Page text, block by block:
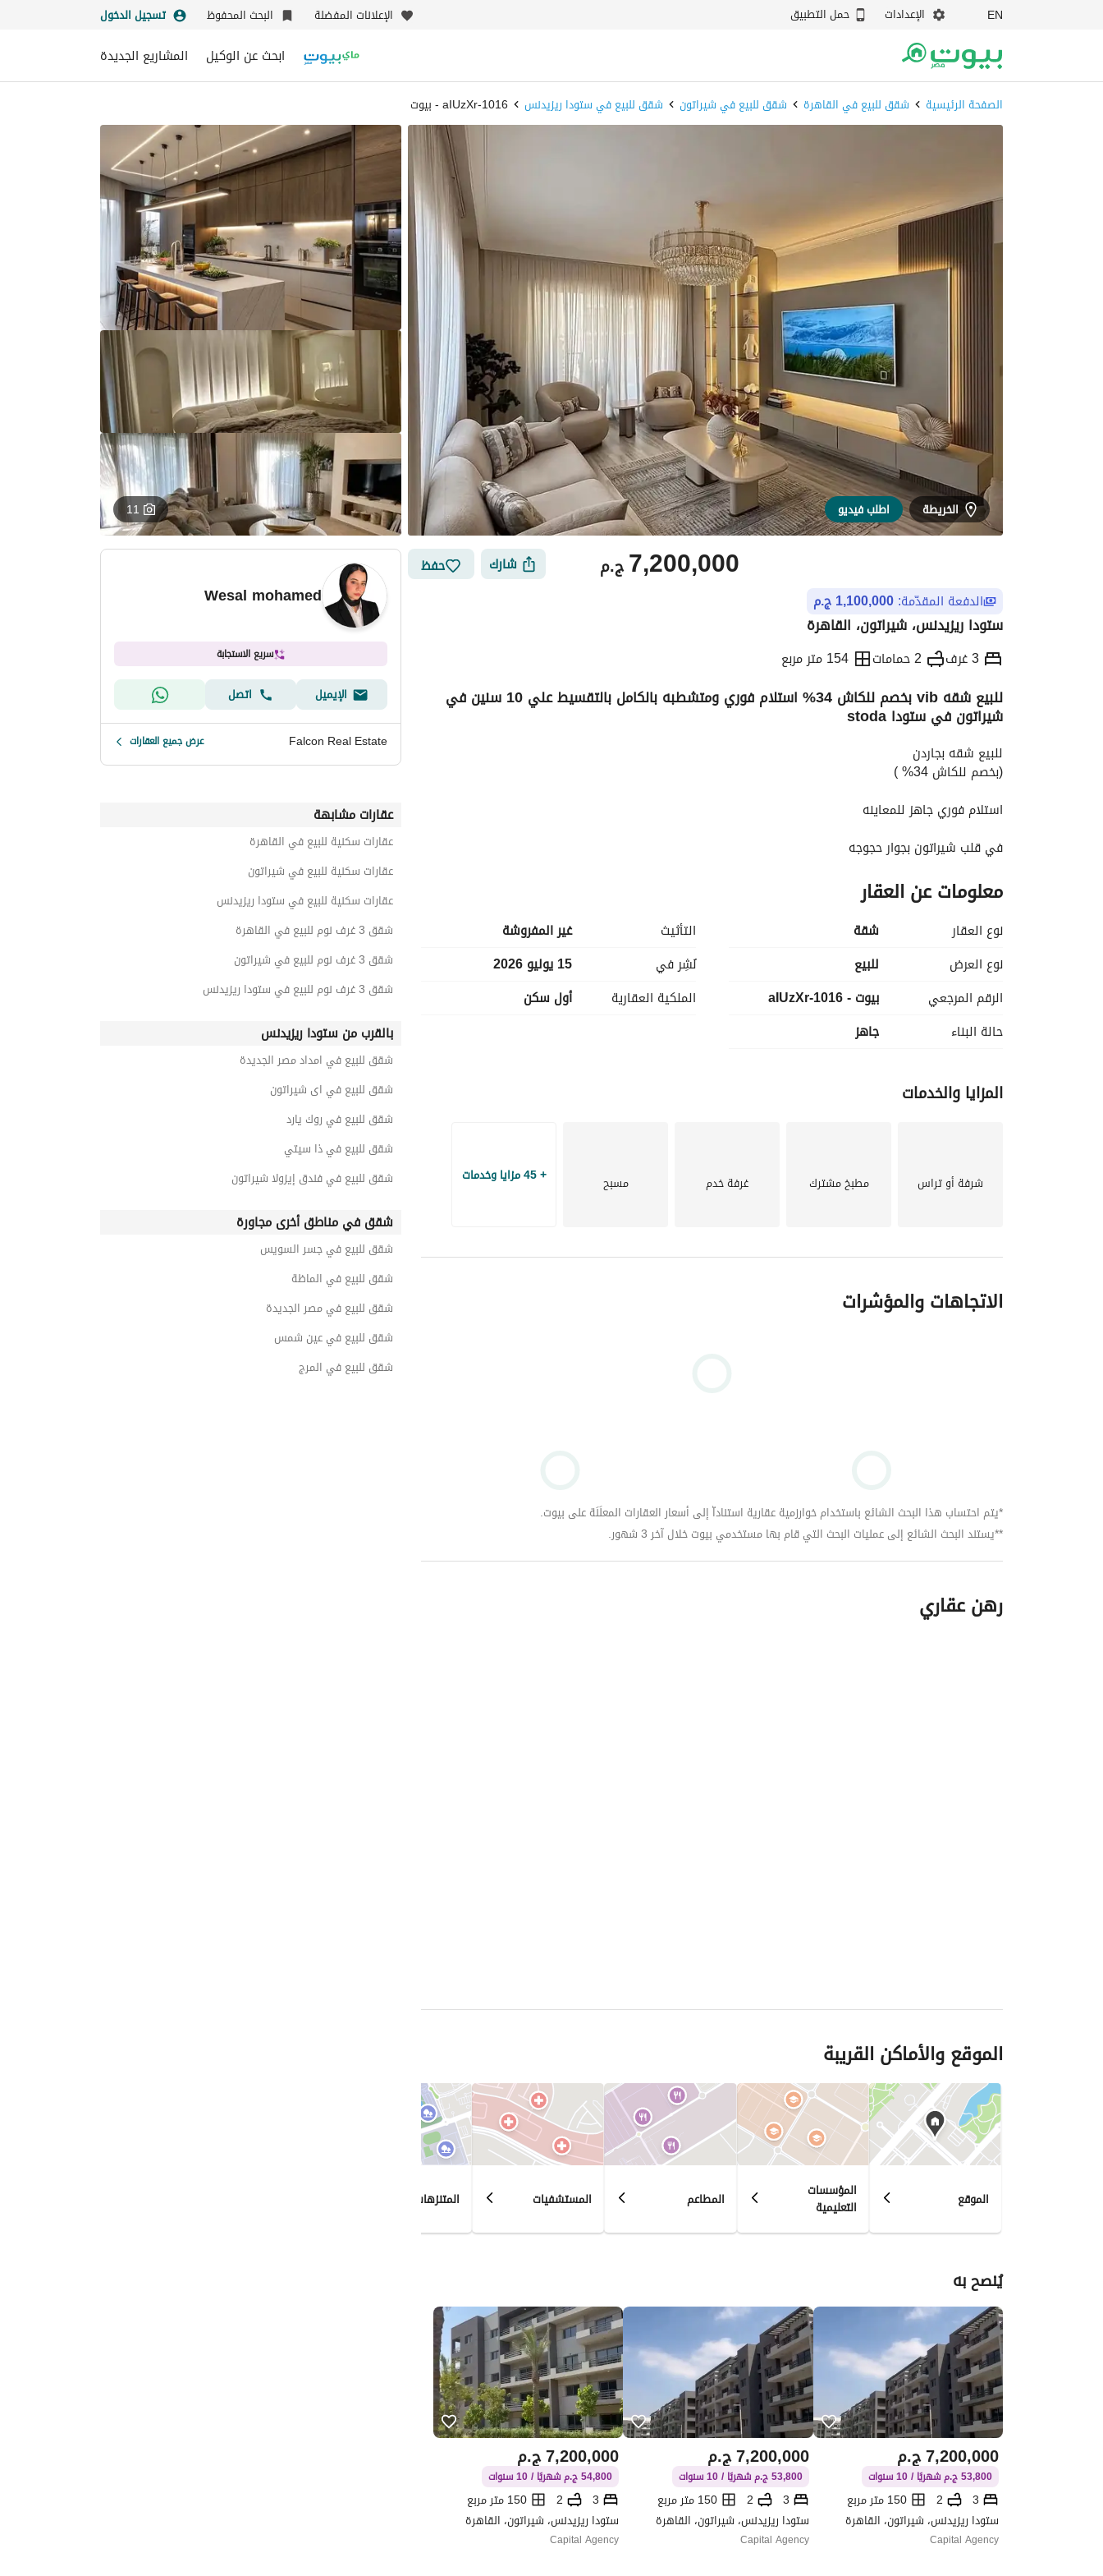
EN الإعدادات حمل التطبيق الإعلانات المفضلة البحث المحفوظ تسجيل الدخول
ابحث عن الوكيل المشاريع الجديدة
الصفحة الرئيسية شقق للبيع في القاهرة شقق للبيع في شيراتون شقق للبيع في ستودا ريزيدنس 1016-aIUzXr - بيوت
الخريطة اطلب فيديو 11
ج.م7,200,000 شارك حفظ
الدفعة المقدّمة: 1,100,000 ج.م
ستودا ريزيدنس، شيراتون، القاهرة
3 غرف 2 حمامات 154 متر مربع
التفاصيل الاتجاهات والمؤشرات رهن عقاري
للبيع شقه vib بخصم للكاش 34% استلام فوري ومتشطبه بالكامل بالتقسيط علي 10 سنين في
شيراتون في ستودا stoda
للبيع شقه بجاردن
(بخصم للكاش 34% )
استلام فوري جاهز للمعاينه
في قلب شيراتون بجوار حجوجه
مساحتها :154 متر + حديقه خاصه
(3 غرف + 2 حمام + ريسبشن كبير )
متشطبه بالتكيفات علي المفتاح
تقسيط المتبقي علي 10 سنين
للتواصل فون/ واتساب :
معلومات عن العقار
نوع العقار
شقة
نوع العرض
للبيع
الرقم المرجعي
بيوت - 1016-aIUzXr
حالة البناء
جاهز
التأثيث
غير المفروشة
نُشِر في
15 يوليو 2026
الملكية العقارية
أول سكن
المزايا والخدمات
شرفة أو تراس مطبخ مشترك غرفة خدم مسبح + 45 مزايا وخدمات
الاتجاهات والمؤشرات
*يتم احتساب هذا البحث الشائع باستخدام خوارزمية عقارية استناداّ إلى أسعار العقارات المعلَنَة على بيوت.
**يستند البحث الشائع إلى عمليات البحث التي قام بها مستخدمي بيوت خلال آخر 3 شهور.
رهن عقاري
الموقع والأماكن القريبة
الموقع المؤسسات
التعليمية المطاعم المستشفيات المتنزهات
يُنصح به
ج.م7,200,000
53,800 ج.م شهريًا / 10 سنوات
3
2
150 متر مربع
ستودا ريزيدنس، شيراتون، القاهرة
Capital Agency
ج.م7,200,000
53,800 ج.م شهريًا / 10 سنوات
3
2
150 متر مربع
ستودا ريزيدنس، شيراتون، القاهرة
Capital Agency
ج.م7,200,000
54,800 ج.م شهريًا / 10 سنوات
3
2
150 متر مربع
ستودا ريزيدنس، شيراتون، القاهرة
Capital Agency
Wesal mohamed
سريع الاستجابة
الإيميل اتصل
Falcon Real Estate عرض جميع العقارات
عقارات مشابهة
عقارات سكنية للبيع في القاهرة
عقارات سكنية للبيع في شيراتون
عقارات سكنية للبيع في ستودا ريزيدنس
شقق 3 غرف نوم للبيع في القاهرة
شقق 3 غرف نوم للبيع في شيراتون
شقق 3 غرف نوم للبيع في ستودا ريزيدنس
بالقرب من ستودا ريزيدنس
شقق للبيع في امداد مصر الجديدة
شقق للبيع في اى شيراتون
شقق للبيع في روك يارد
شقق للبيع في ذا سيتي
شقق للبيع في فندق إيزولا شيراتون
شقق في مناطق أخرى مجاورة
شقق للبيع في جسر السويس
شقق للبيع في الماظة
شقق للبيع في مصر الجديدة
شقق للبيع في عين شمس
شقق للبيع في المرج